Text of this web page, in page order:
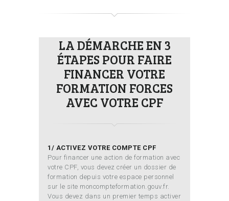
LA DÉMARCHE EN 3
ÉTAPES POUR FAIRE
FINANCER VOTRE
FORMATION FORCES
AVEC VOTRE CPF
1/ ACTIVEZ VOTRE COMPTE CPF
Pour financer une action de formation avec
votre CPF, vous devez créer un dossier de
formation depuis votre espace personnel
sur le site moncompteformation.gouv.fr.
Vous devez dans un premier temps activer